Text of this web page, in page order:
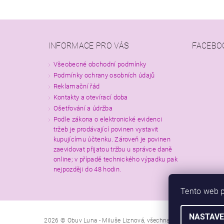
INFORMACE PRO VÁS
Všeobecné obchodní podmínky
Podmínky ochrany osobních údajů
Reklamační řád
Kontakty a otevírací doba
Ošetřování a údržba
Podle zákona o elektronické evidenci
tržeb je prodávající povinen vystavit
kupujícímu účtenku. Zároveň je povinen
zaevidovat přijatou tržbu u správce daně
online; v případě technického výpadku pak
nejpozději do 48 hodin.
2026 © Obuv Luna - Miluše Liznová, všechna práva vyhrazena
Tento web